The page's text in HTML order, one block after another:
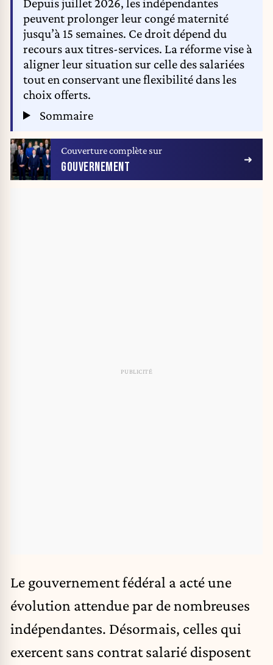
Depuis juillet 2026, les indépendantes
peuvent prolonger leur congé maternité
jusqu’à 15 semaines. Ce droit dépend du
recours aux titres-services. La réforme vise à
aligner leur situation sur celle des salariées
tout en conservant une flexibilité dans les
choix offerts.
Sommaire
Couverture complète sur
GOUVERNEMENT
Le gouvernement fédéral a acté une
évolution attendue par de nombreuses
indépendantes. Désormais, celles qui
exercent sans contrat salarié disposent